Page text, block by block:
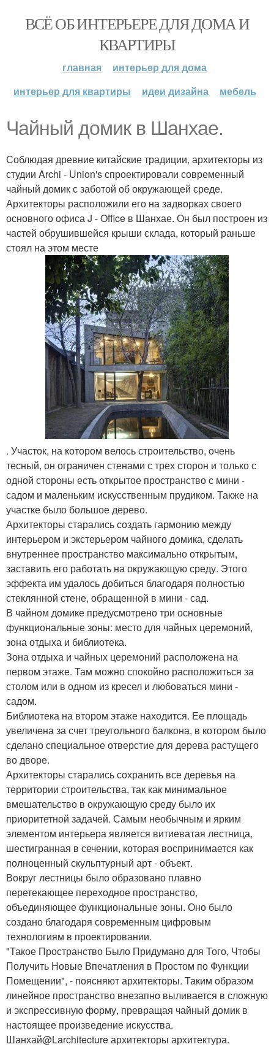
ВСЁ ОБ ИНТЕРЬЕРЕ ДЛЯ ДОМА И
КВАРТИРЫ
главная
интерьер для дома
интерьер для квартиры
идеи дизайна мебель
Чайный домик в Шанхае.
Соблюдая древние китайские традиции, архитекторы из
студии Archi - Union's спроектировали современный
чайный домик с заботой об окружающей среде.
Архитекторы расположили его на задворках своего
основного офиса J - Office в Шанхае. Он был построен из
частей обрушившейся крыши склада, который раньше
стоял на этом месте
. Участок, на котором велось строительство, очень
тесный, он ограничен стенами с трех сторон и только с
одной стороны есть открытое пространство с мини -
садом и маленьким искусственным прудиком. Также на
участке было большое дерево.
Архитекторы старались создать гармонию между
интерьером и экстерьером чайного домика, сделать
внутреннее пространство максимально открытым,
заставить его работать на окружающую среду. Этого
эффекта им удалось добиться благодаря полностью
стеклянной стене, обращенной в мини - сад.
В чайном домике предусмотрено три основные
функциональные зоны: место для чайных церемоний,
зона отдыха и библиотека.
Зона отдыха и чайных церемоний расположена на
первом этаже. Там можно спокойно расположиться за
столом или в одном из кресел и любоваться мини -
садом.
Библиотека на втором этаже находится. Ее площадь
увеличена за счет треугольного балкона, в котором было
сделано специальное отверстие для дерева растущего
во дворе.
Архитекторы старались сохранить все деревья на
территории строительства, так как минимальное
вмешательство в окружающую среду было их
приоритетной задачей. Самым необычным и ярким
элементом интерьера является витиеватая лестница,
шестигранная в сечении, которая воспринимается как
полноценный скульптурный арт - объект.
Вокруг лестницы было образовано плавно
перетекающее переходное пространство,
объединяющее функциональные зоны. Оно было
создано благодаря современным цифровым
технологиям в проектировании.
"Такое Пространство Было Придумано для Того, Чтобы
Получить Новые Впечатления в Простом по Функции
Помещении", - поясняют архитекторы. Таким образом
линейное пространство внезапно выливается в сложную
и экспрессивную форму, превращая чайный домик в
настоящее произведение искусства.
Шанхай@Larchitecture архитекторы архитектура.